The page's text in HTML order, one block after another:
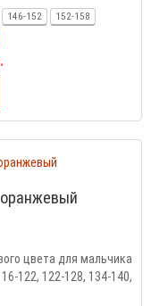
146-152 152-158
цвета для мальчика
122, 122-128, 134-140,